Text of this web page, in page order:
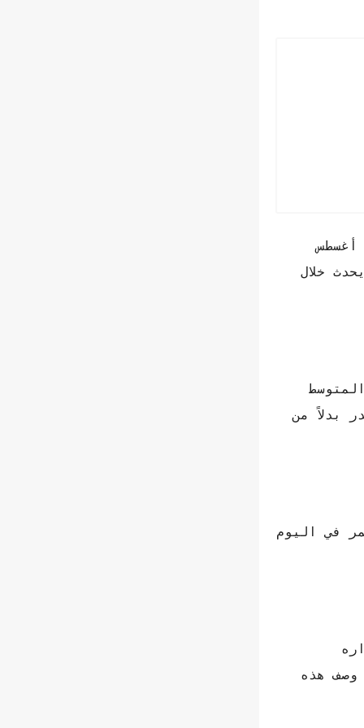
خلال
كل 2.8 سنة، تحتوي السنة الواحدة على 13 قمر بدر بدلاً من
اكتمال القمر في اليوم
وصف هذه